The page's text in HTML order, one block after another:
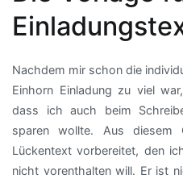
Nachdem mir schon die
Einhorn Einladung zu viel
dass ich auch beim
sparen wollte. Aus diesem
Lückentext vorbereitet, den
nicht vorenthalten will. Er ist